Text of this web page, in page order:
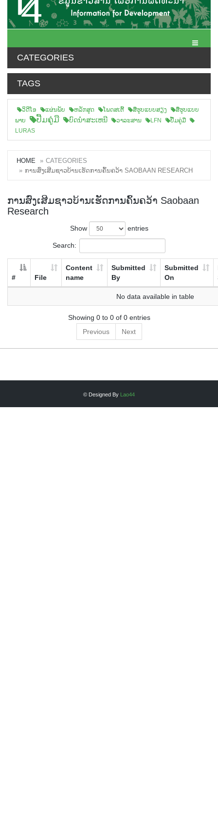
Toggle
CATEGORIES
TAGS
ວິດີໂອ ແຜ່ນພັບ ຫລັກສູດ ໂພດສເຕີ້ ສືຮູບແບບສຽງ
ສື່ຮູບແບບ
ພາບ
ປື້ມຄູ່ມື ບົດນຳສະເຫນີ ວາລະສານ LFN
ປື້ມຄູ່ມື
LURAS
HOME
CATEGORIES
ການສົ່ງເສີມຊາວບ້ານເຮັດການຄົ້ນຄວ້າ SAOBAAN RESEARCH
ການສົ່ງເສີມຊາວບ້ານເຮັດການຄົ້ນຄວ້າ Saobaan
Research
Show entries
Search:
# File
Content
name
Submitted
By
Submitted
On
No data available in table
Showing 0 to 0 of 0 entries
Previous
Next
© Designed By Lao44